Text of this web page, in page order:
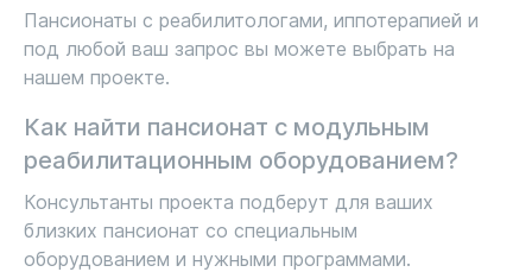
Пансионаты с реабилитологами, иппотерапией и
под любой ваш запрос вы можете выбрать на
нашем проекте.
Как найти пансионат с модульным
реабилитационным оборудованием?
Консультанты проекта подберут для ваших
близких пансионат со специальным
оборудованием и нужными программами.